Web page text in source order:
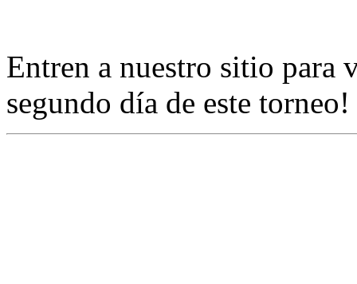
Entren a nuestro sitio para
segundo día de este